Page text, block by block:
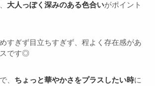
大人っぽく深みのある色合いがポイント
すぎず目立ちすぎず、程よく存在感があ
スです◎
、 ちょっと華やかさをプラスしたい時に